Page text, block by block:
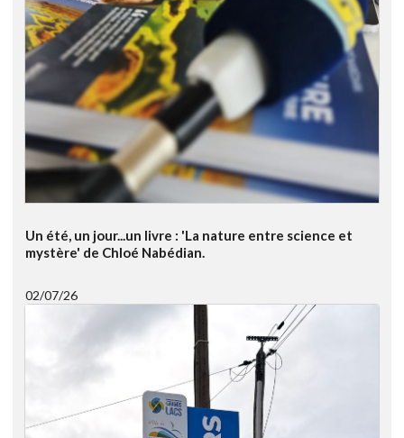
Un été, un jour...un livre : 'La nature entre science et
mystère' de Chloé Nabédian.
02/07/26